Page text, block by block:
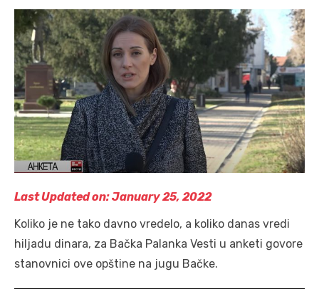
Last Updated on: January 25, 2022
Koliko je ne tako davno vredelo, a koliko danas vredi
hiljadu dinara, za Bačka Palanka Vesti u anketi govore
stanovnici ove opštine na jugu Bačke.